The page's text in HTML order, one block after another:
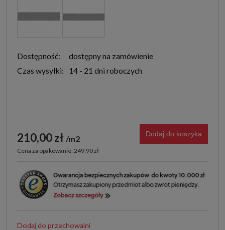
Dostępność:
dostępny na zamówienie
Czas wysyłki:
14 - 21 dni roboczych
210,00 zł m2
Cena za opakowanie: 249,90 zł
Dodaj do koszyka
Dodaj do przechowalni